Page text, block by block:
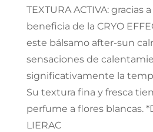
TEXTURA ACTIVA: gracias
beneficia de la CRYO
este bálsamo after-sun
sensaciones de
significativamente la
Su textura fina y fresca
perfume a flores blancas.
LIERAC